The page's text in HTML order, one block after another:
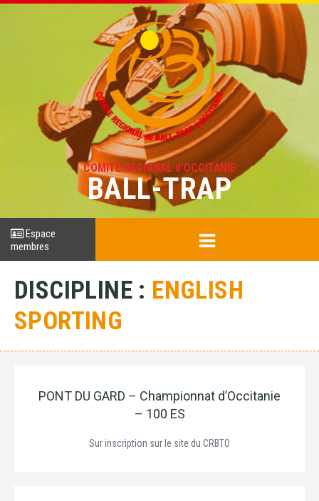
COMITÉ RÉGIONAL d'OCCITANIE
BALL-TRAP
Espace
membres
DISCIPLINE : ENGLISH
SPORTING
PONT DU GARD – Championnat d’Occitanie
– 100 ES
Sur inscription sur le site du CRBTO